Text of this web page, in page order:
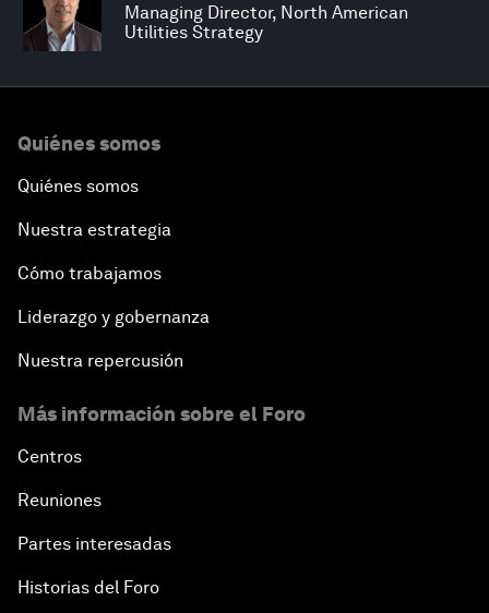
Managing Director, North American
Utilities Strategy
Quiénes somos
Quiénes somos
Nuestra estrategia
Cómo trabajamos
Liderazgo y gobernanza
Nuestra repercusión
Más información sobre el Foro
Centros
Reuniones
Partes interesadas
Historias del Foro